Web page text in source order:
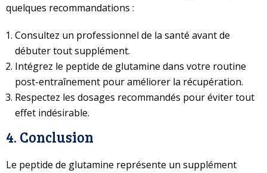
quelques recommandations :
Consultez un professionnel de la santé avant de
débuter tout supplément.
Intégrez le peptide de glutamine dans votre routine
post-entraînement pour améliorer la récupération.
Respectez les dosages recommandés pour éviter tout
effet indésirable.
4. Conclusion
Le peptide de glutamine représente un supplément